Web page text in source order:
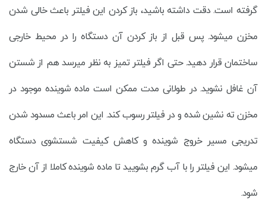
گرفته است. دقت داشته باشید، باز کردن این فیلتر باعث خالی شدن
مخزن میشود. پس قبل از باز کردن آن دستگاه را در محیط خارجی
ساختمان قرار دهید. حتی اگر فیلتر تمیز به نظر میرسد هم از شستن
آن غافل نشوید. در طولانی مدت ممکن است ماده شوینده موجود در
مخزن ته نشین شده و در فیلتر رسوب کند. این امر باعث مسدود شدن
تدریجی مسیر خروج شوینده و کاهش کیفیت شستشوی دستگاه
میشود. این فیلتر را با آب گرم بشویید تا ماده شوینده کاملا از آن خارج
شود.